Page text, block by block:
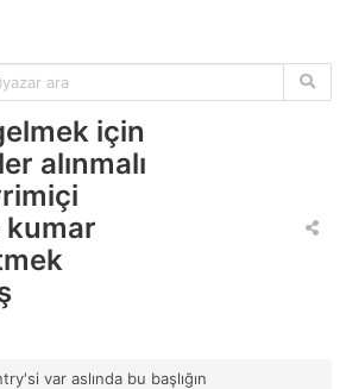
için
alınmalı
kumar
var aslında bu başlığın